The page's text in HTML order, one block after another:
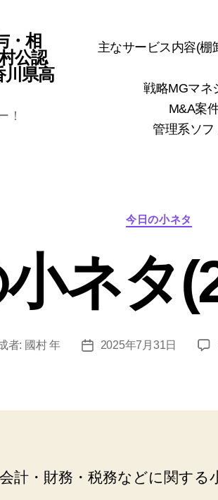
・相
公認
川県高
！
主なサービス内容(棚
戦略MGマネ
M&A案
管理系ソフ
カ
テ
リ
ー
今日の小ネタ
ネタ
者: 國村 年
投
2025年7月31日
計・財務・税務などに関する